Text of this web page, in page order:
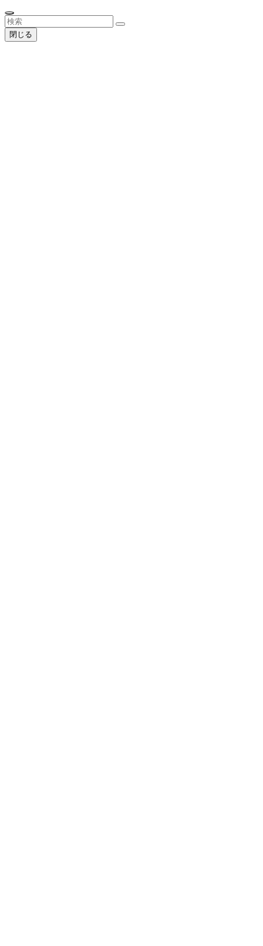
閉じる